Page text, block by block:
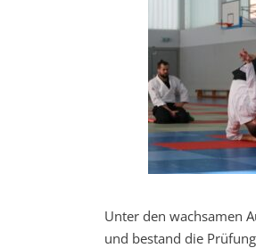
Unter den wachsamen
und bestand die